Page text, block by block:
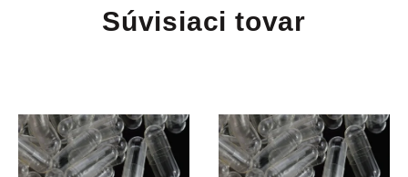
Súvisiaci tovar